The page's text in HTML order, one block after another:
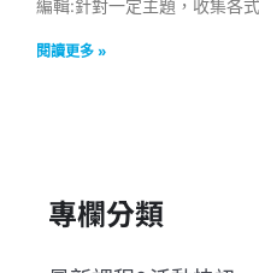
編輯:針對一定主題，收集各
閱讀更多 »
專欄分類